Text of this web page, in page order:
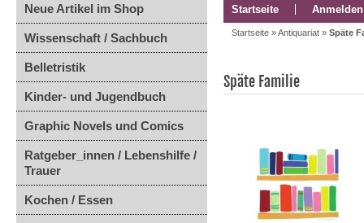
Neue Artikel im Shop
Wissenschaft / Sachbuch
Belletristik
Kinder- und Jugendbuch
Graphic Novels und Comics
Ratgeber_innen / Lebenshilfe /
Trauer
Kochen / Essen
Startseite Anmelden
Startseite »Antiquariat » Späte
Späte Familie